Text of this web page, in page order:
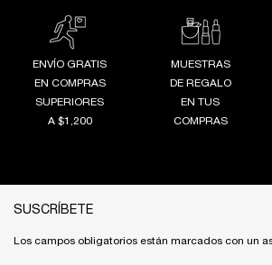
ENVÍO GRATIS
EN COMPRAS
SUPERIORES
A $1,200
MUESTRAS
DE REGALO
EN TUS
COMPRAS
SUSCRÍBETE
Los campos obligatorios están marcados con un